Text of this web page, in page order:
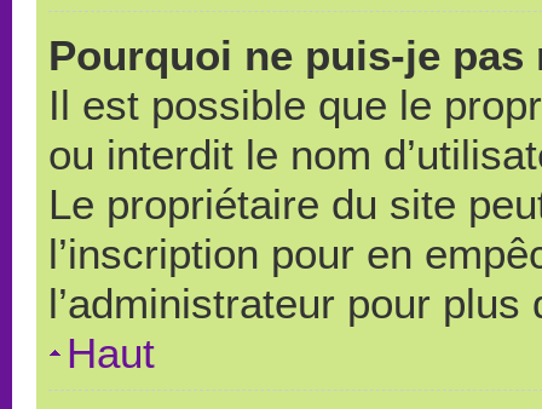
Pourquoi ne puis-je pas
Il est possible que le
ou interdit le nom
Le propriétaire du site
l’inscription pour en
l’administrateur pour
Haut